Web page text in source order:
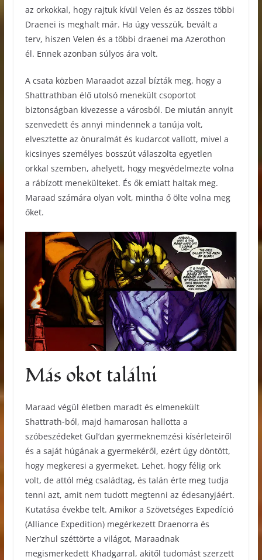
az orkokkal, hogy rajtuk kívül Velen és az összes többi
Draenei is meghalt már. Ha úgy vesszük, bevált a
terv, hiszen Velen és a többi draenei ma Azerothon
él. Ennek azonban súlyos ára volt.
A csata közben Maraadot azzal bízták meg, hogy a
Shattrathban élő utolsó menekült csoportot
biztonságban kivezesse a városból. De miután annyit
szenvedett és annyi mindennek a tanúja volt,
elvesztette az önuralmát és kudarcot vallott, mivel a
kicsinyes személyes bosszút válaszolta egyetlen
orkkal szemben, ahelyett, hogy megvédelmezte volna
a rábízott menekülteket. És ők emiatt haltak meg.
Maraad számára olyan volt, mintha ő ölte volna meg
őket.
Más okot találni
Maraad végül életben maradt és elmenekült
Shattrath-ból, majd hamarosan hallotta a
szóbeszédeket Gul’dan gyermeknemzési kísérleteiről
és a saját húgának a gyermekéről, ezért úgy döntött,
hogy megkeresi a gyermeket. Lehet, hogy félig ork
volt, de attól még családtag, és talán érte meg tudja
tenni azt, amit nem tudott megtenni az édesanyjáért.
Kutatása évekbe telt. Amikor a Szövetséges Expedíció
(Alliance Expedition) megérkezett Draenorra és
Ner’zhul széttörte a világot, Maraadnak
megismerkedett Khadgarral, akitől tudomást szerzett